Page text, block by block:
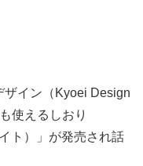
ザイン（Kyoei Design
使えるしおり
ト）」が発売され話